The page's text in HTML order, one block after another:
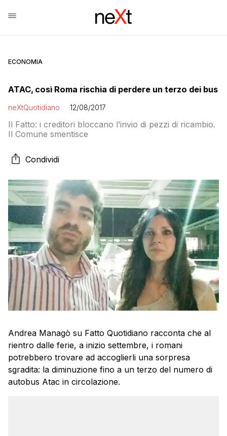
ECONOMIA
ATAC, così Roma rischia di perdere un terzo dei bus
neXtQuotidiano 12/08/2017
Il Fatto: i creditori bloccano l’invio di pezzi di ricambio.
Il Comune smentisce
Condividi
Andrea Managò su Fatto Quotidiano racconta che al
rientro dalle ferie, a inizio settembre, i romani
potrebbero trovare ad accoglierli una sorpresa
sgradita: la diminuzione fino a un terzo del numero di
autobus Atac in circolazione.